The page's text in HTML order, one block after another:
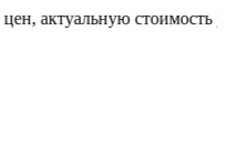
стоимость уточняйте